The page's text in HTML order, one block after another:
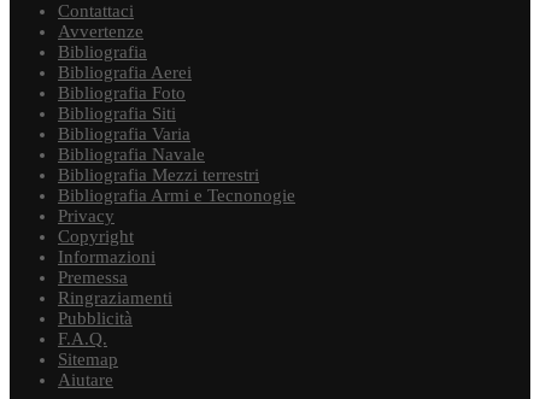
Contattaci
Avvertenze
Bibliografia
Bibliografia Aerei
Bibliografia Foto
Bibliografia Siti
Bibliografia Varia
Bibliografia Navale
Bibliografia Mezzi terrestri
Bibliografia Armi e Tecnonogie
Privacy
Copyright
Informazioni
Premessa
Ringraziamenti
Pubblicità
F.A.Q.
Sitemap
Aiutare